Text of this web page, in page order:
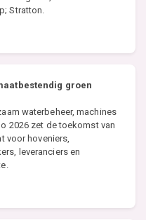
Stratton.
groen
waterbeheer, machines
2026 zet de toekomst van
voor hoveniers,
leveranciers en